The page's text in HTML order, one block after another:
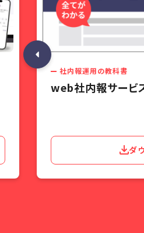
社内報運用の教科書
web社内報サービ
ダ